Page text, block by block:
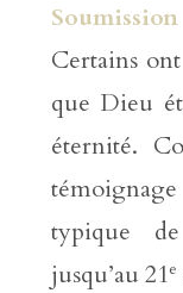
Certains
que Dieu
éternité.
typique
jusqu’au 21e